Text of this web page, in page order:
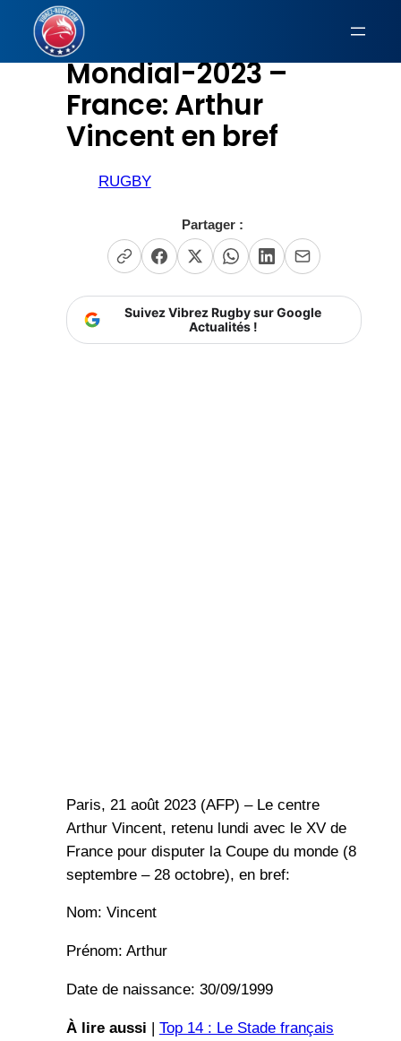
Aller
contenu Mondial-2023 –
France: Arthur
Vincent en bref
RUGBY
Partager :
Suivez Vibrez Rugby sur Google
Actualités !
Paris, 21 août 2023 (AFP) – Le centre
Arthur Vincent, retenu lundi avec le XV de
France pour disputer la Coupe du monde (8
septembre – 28 octobre), en bref:
Nom: Vincent
Prénom: Arthur
Date de naissance: 30/09/1999
À lire aussi | Top 14 : Le Stade français